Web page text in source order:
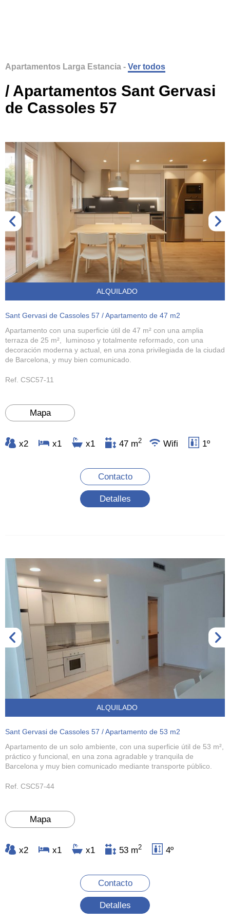
Apartamentos Larga Estancia - Ver todos
/ Apartamentos Sant Gervasi
de Cassoles 57
ALQUILADO
Sant Gervasi de Cassoles 57 / Apartamento de 47 m2
Apartamento con una superficie útil de 47 m² con una amplia
terraza de 25 m², luminoso y totalmente reformado, con una
decoración moderna y actual, en una zona privilegiada de la ciudad
de Barcelona, y muy bien comunicado.
Ref. CSC57-11
Mapa
x2 x1 x1 47 m2 Wifi 1º
Contacto
Detalles
ALQUILADO
Sant Gervasi de Cassoles 57 / Apartamento de 53 m2
Apartamento de un solo ambiente, con una superficie útil de 53 m²,
práctico y funcional, en una zona agradable y tranquila de
Barcelona y muy bien comunicado mediante transporte público.
Ref. CSC57-44
Mapa
x2 x1 x1 53 m2 4º
Contacto
Detalles